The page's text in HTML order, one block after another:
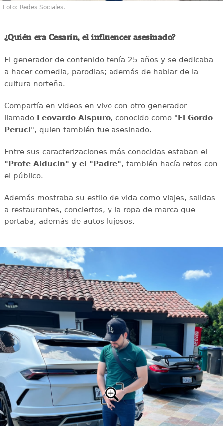
Foto: Redes Sociales.
¿Quién era Cesarín, el influencer asesinado?
El generador de contenido tenía 25 años y se dedicaba
a hacer comedia, parodias; además de hablar de la
cultura norteña.
Compartía en videos en vivo con otro generador
llamadoLeovardo Aispuro, conocido como "El Gordo
Peruci", quien también fue asesinado.
Entre sus caracterizaciones más conocidas estaban el
"Profe Alducin" y el "Padre", también hacía retos con
el público.
Además mostraba su estilo de vida como viajes, salidas
a restaurantes, conciertos, y la ropa de marca que
portaba, además de autos lujosos.